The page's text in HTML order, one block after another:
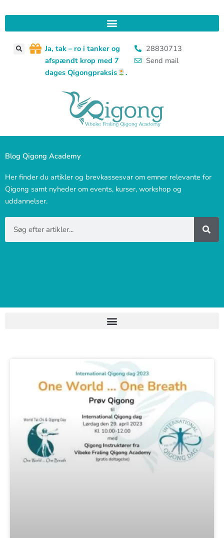
til
indholdet
Ja, tak – ro i tanker og
afspændt krop med 7
dages Qigongpraksis
.
28830713
Send mail
Blog Qigong Academy
Her finder du artikler og brevkassesvar om emner relevante for
Qigong samt nyheder om events, kurser, workshop og
uddannelser.